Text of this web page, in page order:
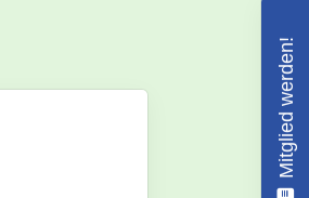
Mitglied werden!